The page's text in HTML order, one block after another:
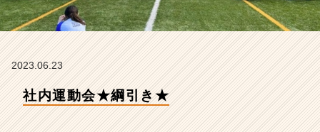
ラ
イ
チ
2023.06.23
社内運動会★綱引き★